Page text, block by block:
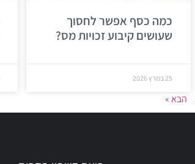
כמה כסף אפשר לחסוך
שעושים קיבוע זכויות מס?
25 במרץ 2026
הבא »